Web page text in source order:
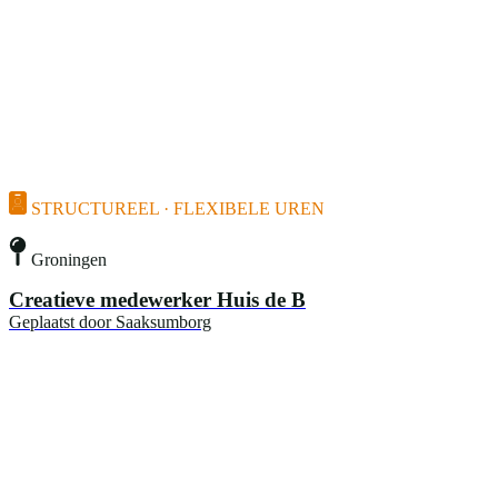
STRUCTUREEL · FLEXIBELE UREN
Groningen
Creatieve medewerker Huis de B
Geplaatst door Saaksumborg